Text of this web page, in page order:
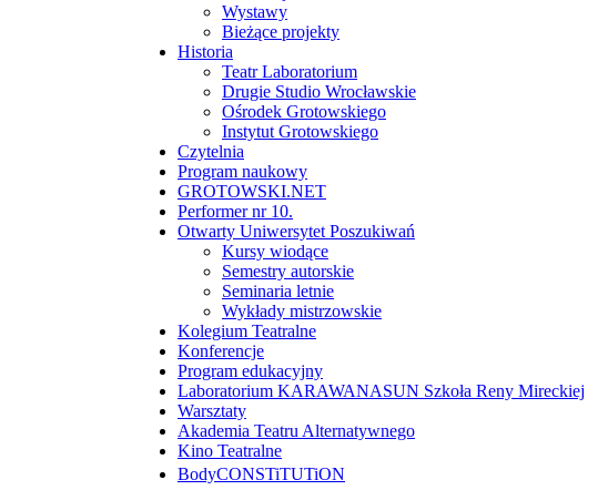
Wystawy
Bieżące projekty
Historia
Teatr Laboratorium
Drugie Studio Wrocławskie
Ośrodek Grotowskiego
Instytut Grotowskiego
Czytelnia
Program naukowy
GROTOWSKI.NET
Performer nr 10.
Otwarty Uniwersytet Poszukiwań
Kursy wiodące
Semestry autorskie
Seminaria letnie
Wykłady mistrzowskie
Kolegium Teatralne
Konferencje
Program edukacyjny
Laboratorium KARAWANASUN Szkoła Reny Mireckiej
Warsztaty
Akademia Teatru Alternatywnego
Kino Teatralne
BodyCONSTiTUTiON